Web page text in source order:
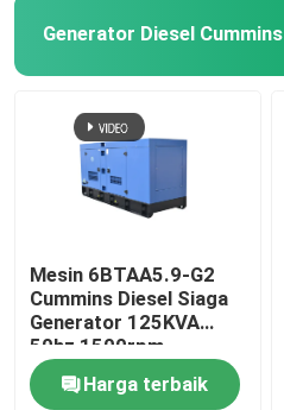
Generator Diesel Cummins
Mesin 6BTAA5.9-G2
Cummins Diesel Siaga
Generator 125KVA
50hz 1500rpm
Harga terbaik